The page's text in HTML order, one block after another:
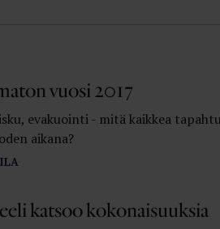
vuosi 2017
evakuointi - mitä kaikkea
aikana?
katsoo kokonaisuuksia